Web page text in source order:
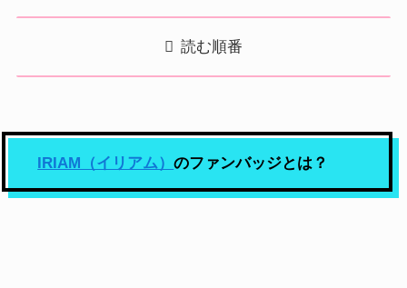
読む順番
IRIAM（イリアム）のファンバッジとは？